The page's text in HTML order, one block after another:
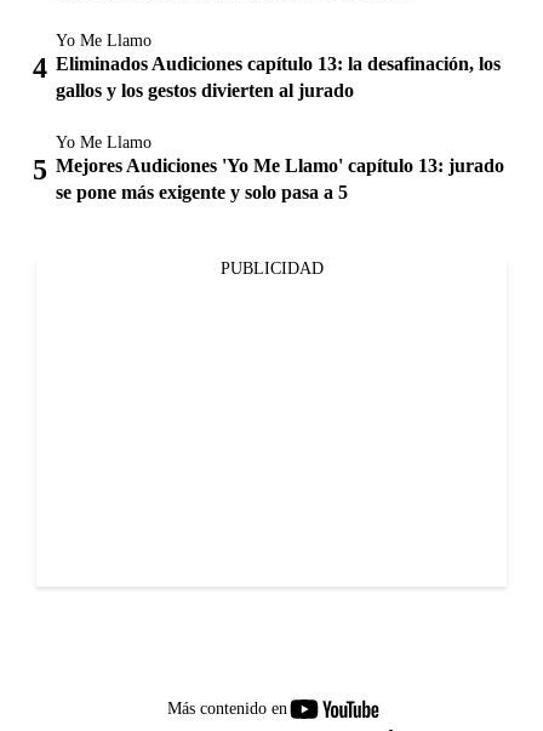
Yo Me Llamo
Eliminados Audiciones capítulo 13: la desafinación, los
gallos y los gestos divierten al jurado
Yo Me Llamo
Mejores Audiciones 'Yo Me Llamo' capítulo 13: jurado
se pone más exigente y solo pasa a 5
PUBLICIDAD
Más contenido en
youtube-